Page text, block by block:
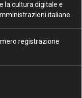
la cultura digitale e
italiane.
registrazione